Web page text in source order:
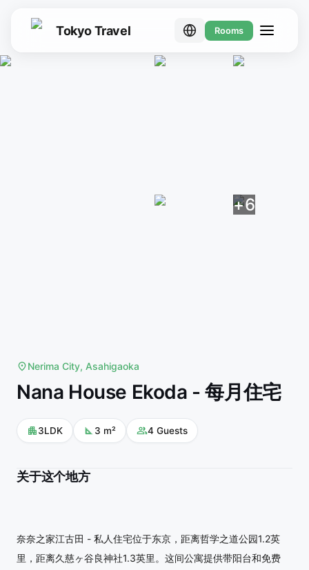
Tokyo Travel Rooms
Nerima City, Asahigaoka
Nana House Ekoda - 每月住宅
3LDK 3 m² 4 Guests
关于这个地方
奈奈之家江古田 - 私人住宅位于东京，距离哲学之道公园1.2英
里，距离久慈ヶ谷良神社1.3英里。这间公寓提供带阳台和免费